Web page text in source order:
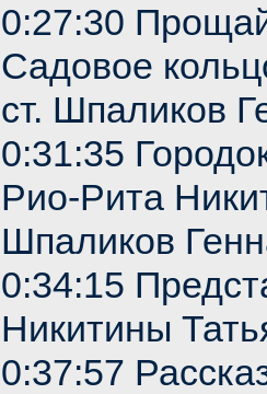
0:27:30
Садовое
ст. Шпаликов
0:31:35
Рио-Рита
Шпаликов
0:34:15
Никитины
0:37:57